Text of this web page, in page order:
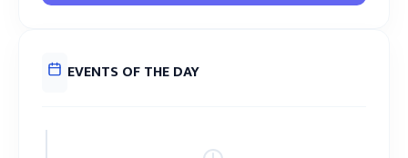
EVENTS OF THE DAY